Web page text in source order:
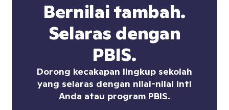
Bernilai tambah.
Selaras dengan
PBIS.
Dorong kecakapan lingkup sekolah
yang selaras dengan nilai-nilai inti
Anda atau program PBIS.